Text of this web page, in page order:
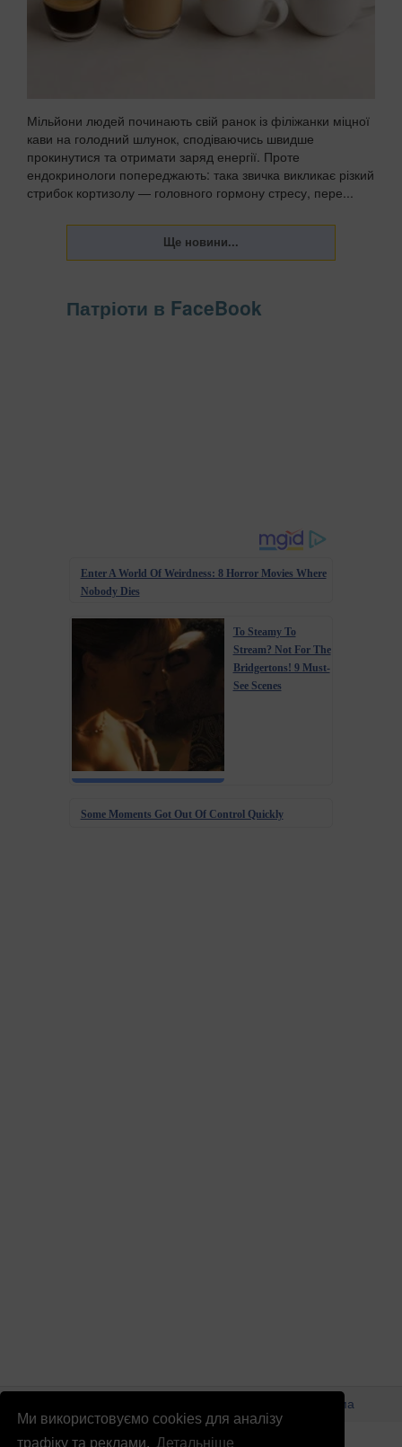
Ми використовуємо cookies для аналізу
трафіку та реклами. Детальніше
Мільйони людей починають свій ранок із філіжанки міцної
кави на голодний шлунок, сподіваючись швидше
прокинутися та отримати заряд енергії. Проте
ендокринологи попереджають: така звичка викликає різкий
стрибок кортизолу — головного гормону стресу, пере...
Патріоти в FaceBook
Enter A World Of Weirdness: 8 Horror Movies Where
Nobody Dies
To Steamy To
Stream? Not For The
Bridgertons! 9 Must-
See Scenes
Some Moments Got Out Of Control Quickly
Реклама
info @patrioty.org.ua